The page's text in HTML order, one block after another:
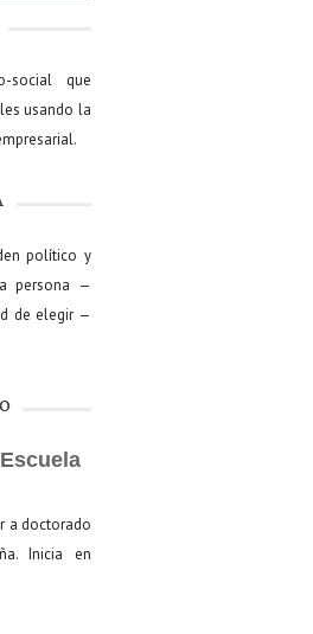
social que
usando la
político y
persona —
de elegir —
a doctorado
Inicia en